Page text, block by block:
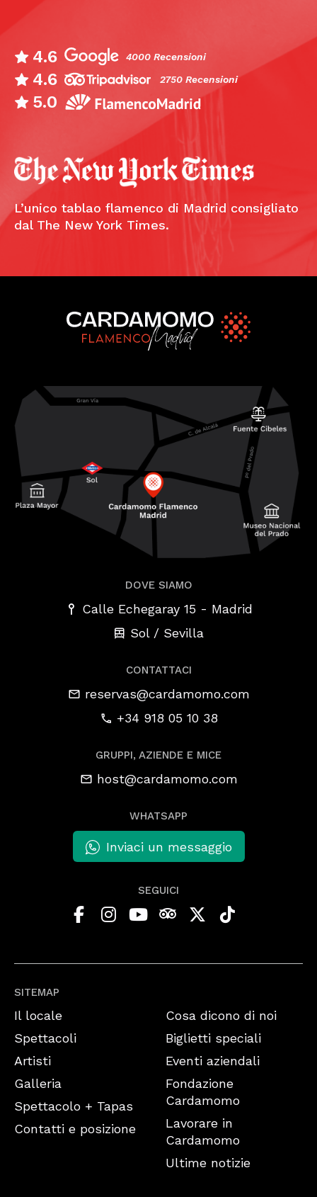
4.6 4000 Recensioni
4.6 2750 Recensioni
5.0
L’unico tablao flamenco di Madrid consigliato
dal The New York Times.
SITEMAP
Il locale
Spettacoli
Artisti
Galleria
Spettacolo + Tapas
Contatti e posizione
Cosa dicono di noi
Biglietti speciali
Eventi aziendali
Fondazione
Cardamomo
Lavorare in
Cardamomo
Ultime notizie
DOVE SIAMO
Calle Echegaray 15 - Madrid
Sol / Sevilla
CONTATTACI
reservas@cardamomo.com
+34 918 05 10 38
GRUPPI, AZIENDE E MICE
host@cardamomo.com
WHATSAPP
Inviaci un messaggio
SEGUICI